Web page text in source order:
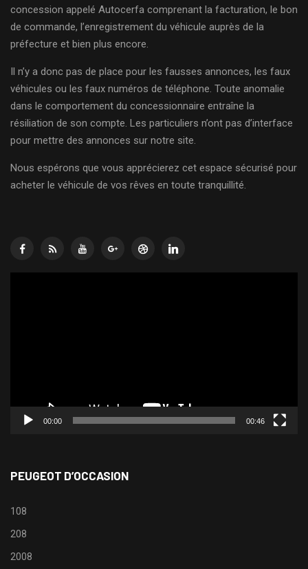
concession appelé Autocerfa comprenant la facturation, le bon
de commande, l’enregistrement du véhicule auprès de la
préfecture et bien plus encore.
Il n’y a donc pas de place pour les fausses annonces, les faux
véhicules ou les faux numéros de téléphone. Toute anomalie
dans le comportement du concessionnaire entraîne la
résiliation de son compte. Les particuliers n’ont pas d’interface
pour mettre des annonces sur notre site.
Nous espérons que vous apprécierez cet espace sécurisé pour
acheter le véhicule de vos rêves en toute tranquillité.
00:00 00:46
PEUGEOT D’OCCASION
108
208
2008